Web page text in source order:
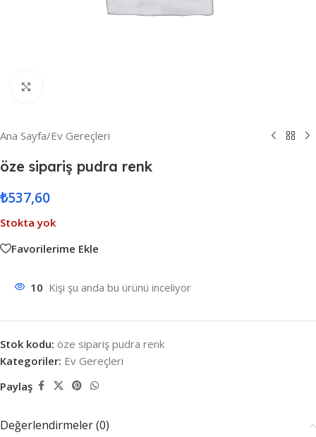
Ana Sayfa/Ev Gereçleri
öze sipariş pudra renk
₺537,60
Stokta yok
Favorilerime Ekle
10 Kişi şu anda bu ürünü inceliyor
Stok kodu: öze sipariş pudra renk
Kategoriler: Ev Gereçleri
Paylaş
Değerlendirmeler (0)